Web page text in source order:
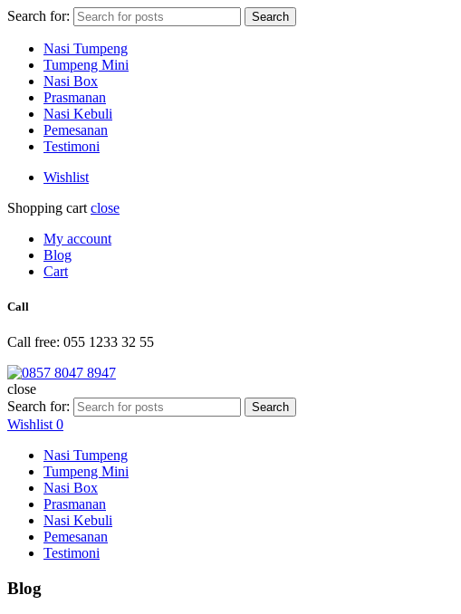
Search for: Search
Nasi Tumpeng
Tumpeng Mini
Nasi Box
Prasmanan
Nasi Kebuli
Pemesanan
Testimoni
Wishlist
Shopping cart close
My account
Blog
Cart
Call
Call free: 055 1233 32 55
close
Search for:
Search
Wishlist 0
Nasi Tumpeng
Tumpeng Mini
Nasi Box
Prasmanan
Nasi Kebuli
Pemesanan
Testimoni
Blog